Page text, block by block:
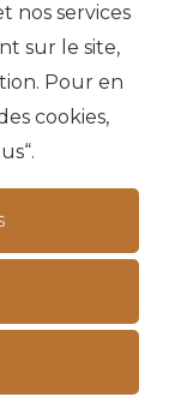
conflits.
nos services
sur le site,
Pour en
cookies,